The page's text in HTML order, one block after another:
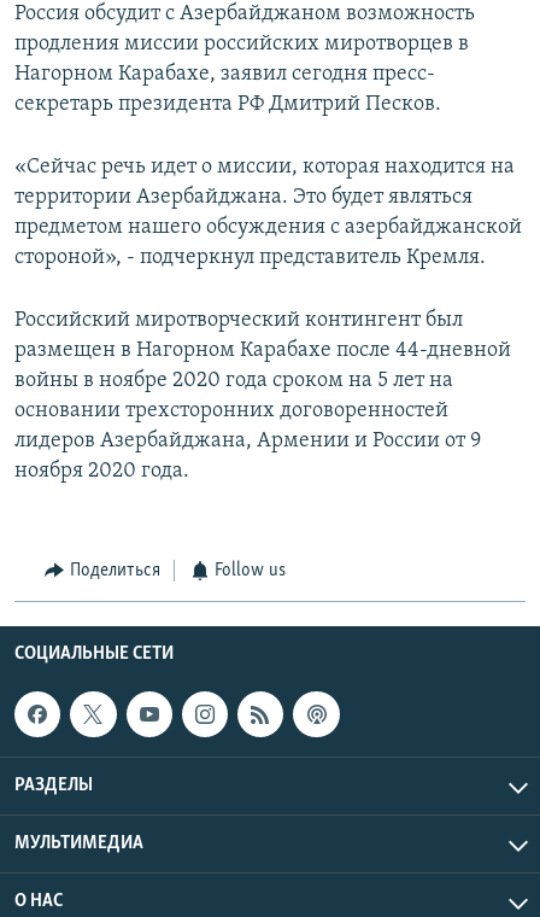
Все сайты Радио Азатутюн
Россия обсудит с Азербайджаном возможность
продления миссии российских миротворцев в
Нагорном Карабахе, заявил сегодня пресс-
секретарь президента РФ Дмитрий Песков.
«Сейчас речь идет о миссии, которая находится на
территории Азербайджана. Это будет являться
предметом нашего обсуждения с азербайджанской
стороной», - подчеркнул представитель Кремля.
Российский миротворческий контингент был
размещен в Нагорном Карабахе после 44-дневной
войны в ноябре 2020 года сроком на 5 лет на
основании трехсторонних договоренностей
лидеров Азербайджана, Армении и России от 9
ноября 2020 года.
Поделиться Follow us
СОЦИАЛЬНЫЕ СЕТИ
РАЗДЕЛЫ
МУЛЬТИМЕДИА
О НАС